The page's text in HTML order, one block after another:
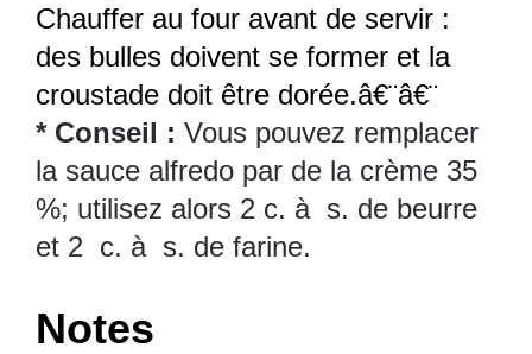
Chauffer au four avant de servir :
des bulles doivent se former et la
croustade doit être dorée.â€¨â€¨
* Conseil : Vous pouvez remplacer
la sauce alfredo par de la crème 35
%; utilisez alors 2 c. à s. de beurre
et 2 c. à s. de farine.
Notes